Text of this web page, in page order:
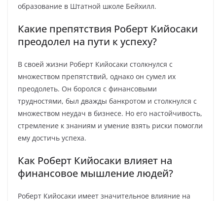
образование в Штатной школе Бейхилл.
Какие препятствия Роберт Кийосаки
преодолел на пути к успеху?
В своей жизни Роберт Кийосаки столкнулся с
множеством препятствий, однако он сумел их
преодолеть. Он боролся с финансовыми
трудностями, был дважды банкротом и столкнулся с
множеством неудач в бизнесе. Но его настойчивость,
стремление к знаниям и умение взять риски помогли
ему достичь успеха.
Как Роберт Кийосаки влияет на
финансовое мышление людей?
Роберт Кийосаки имеет значительное влияние на